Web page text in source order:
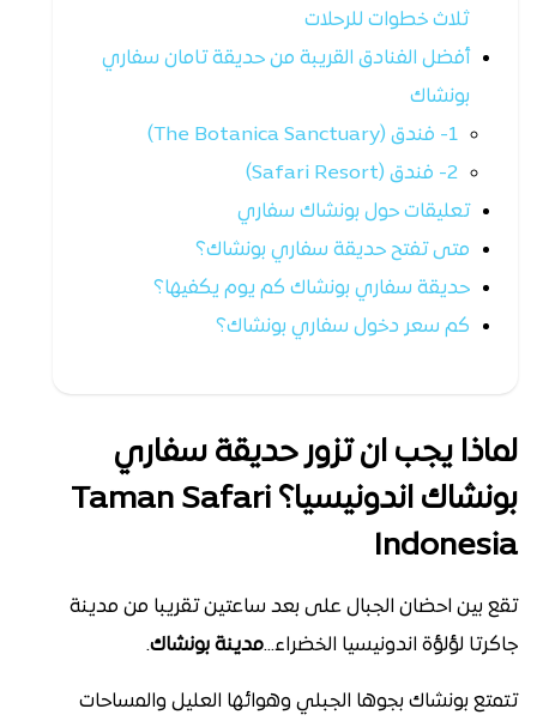
ثلاث خطوات للرحلات
أفضل الفنادق القريبة من حديقة تامان سفاري
بونشاك
1- فندق (The Botanica Sanctuary)
2- فندق (Safari Resort)
تعليقات حول بونشاك سفاري
متى تفتح حديقة سفاري بونشاك؟
حديقة سفاري بونشاك كم يوم يكفيها؟
كم سعر دخول سفاري بونشاك؟
لماذا يجب ان تزور حديقة سفاري
بونشاك اندونيسيا؟ Taman Safari
Indonesia
تقع بين احضان الجبال على بعد ساعتين تقريبا من مدينة
جاكرتا لؤلؤة اندونيسيا الخضراء…مدينة بونشاك.
تتمتع بونشاك بجوها الجبلي وهوائها العليل والمساحات